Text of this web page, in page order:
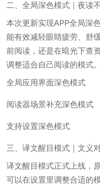
二、全局深色模式｜夜读
本次更新实现APP全局深
能有效减轻眼睛疲劳、舒
前阅读，还是在暗光下查
调整适合自己阅读的模式。
全局应用界面深色模式
阅读器场景补充深色模式
支持设置深色模式
三、译文醒目模式｜文义
译文醒目模式正式上线，
可以在设置里调整合适的